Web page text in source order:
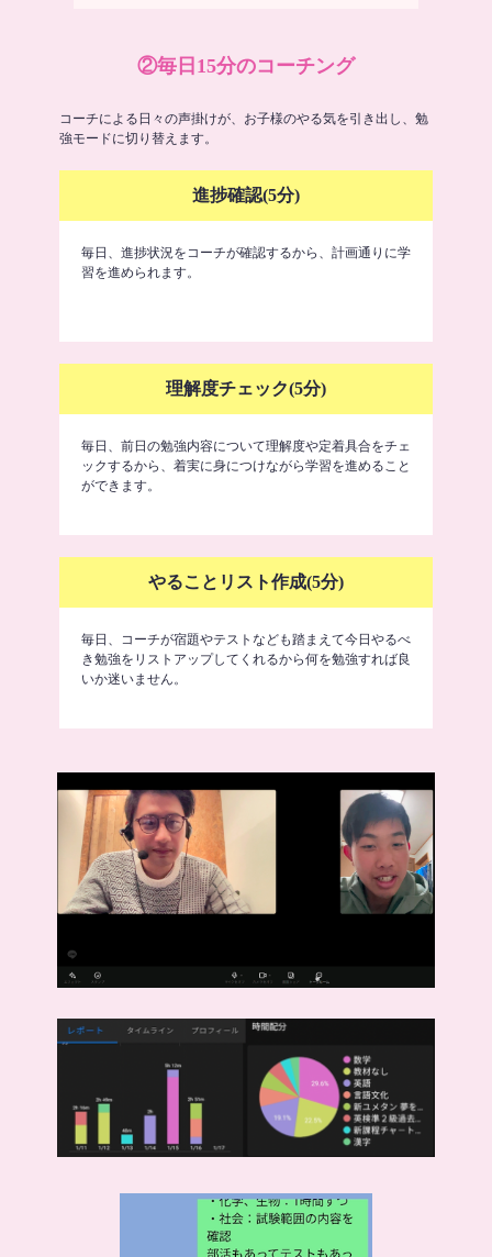
②毎日15分のコーチング
コーチによる日々の声掛けが、お子様のやる気を引き出し、勉
強モードに切り替えます。
進捗確認(5分)
毎日、進捗状況をコーチが確認するから、計画通りに学
習を進められます。
理解度チェック(5分)
毎日、前日の勉強内容について理解度や定着具合をチェ
ックするから、着実に身につけながら学習を進めること
ができます。
やることリスト作成(5分)
毎日、コーチが宿題やテストなども踏まえて今日やるべ
き勉強をリストアップしてくれるから何を勉強すれば良
いか迷いません。